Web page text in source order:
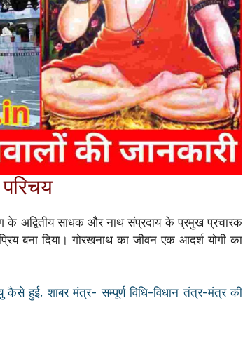
के अद्वितीय साधक और नाथ संप्रदाय के प्रमुख प्रचारक
बना दिया। गोरखनाथ का जीवन एक आदर्श योगी का
शाबर मंत्र- सम्पूर्ण विधि-विधान तंत्र-मंत्र की